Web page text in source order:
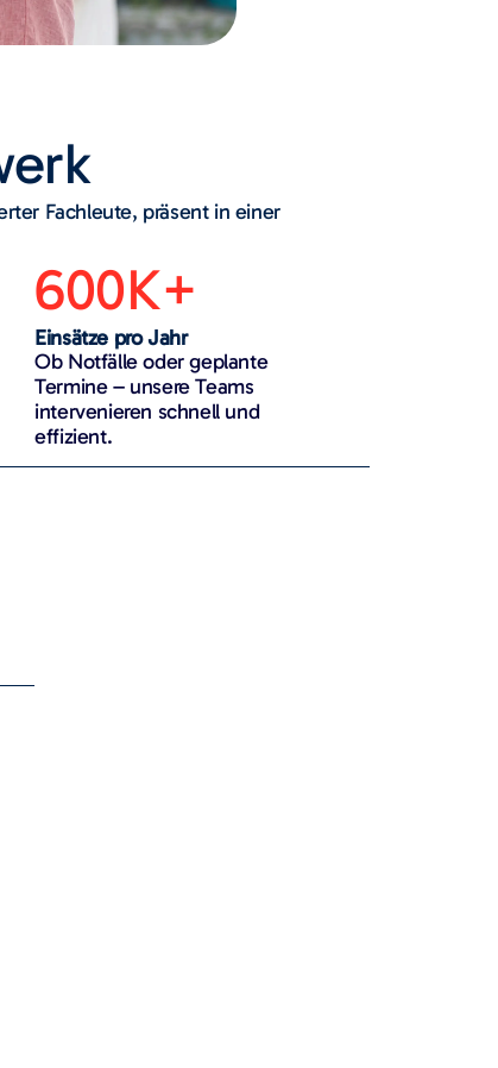
Fachleute, präsent in einer
600K+
Einsätze pro Jahr
Ob Notfälle oder geplante
Termine – unsere Teams
intervenieren schnell und
effizient.